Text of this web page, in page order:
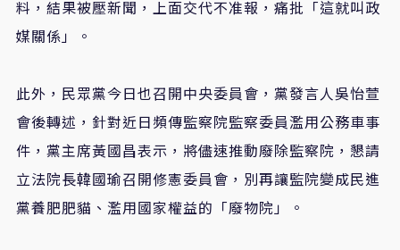
料，結果被壓新聞，上面交代不准報，痛批「這就叫政
媒關係」。
此外，民眾黨今日也召開中央委員會，黨發言人吳怡萱
會後轉述，針對近日頻傳監察院監察委員濫用公務車事
件，黨主席黃國昌表示，將儘速推動廢除監察院，懇請
立法院長韓國瑜召開修憲委員會，別再讓監院變成民進
黨養肥肥貓、濫用國家權益的「廢物院」。